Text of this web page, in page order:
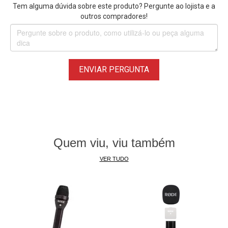
qualquer cenário de gravação.
• Gravação de ponto flutuante de 32 bits oferece excelente
headroom e ajuda a evitar problemas de corte
• Alto SPL máximo de 135 dB SPL (X/Y) oferece proteção
adicional contra clipping para fontes de som alto, como
separadamente)
Suporte para formato wav BWF com qualidade de filme e
transmissão, bem como iXML para inclusão de metadados
de localização em arquivos ou fluxos de áudio IP
Tem alguma dúvida sobre este produto? Pergunte ao lojista e a
outros compradores!
ENVIAR PERGUNTA
Quem viu, viu também
VER TUDO